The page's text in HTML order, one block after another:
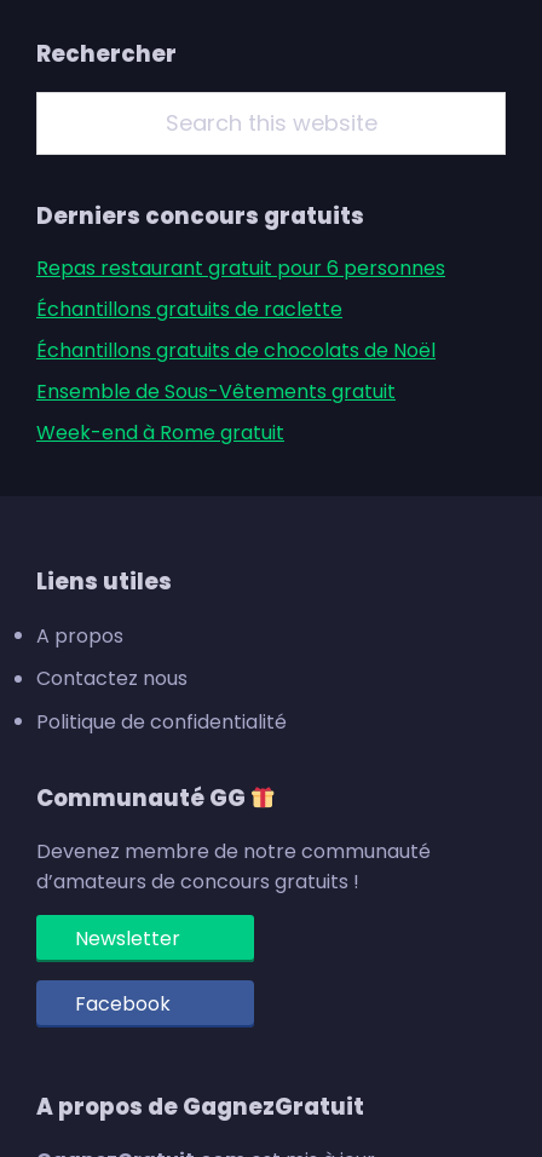
Primary
Sidebar
Rechercher
website
Derniers concours gratuits
Repas restaurant gratuit pour 6 personnes
Échantillons gratuits de raclette
Échantillons gratuits de chocolats de Noël
Ensemble de Sous-Vêtements gratuit
Week-end à Rome gratuit
Footer
Liens utiles
A propos
Contactez nous
Politique de confidentialité
Communauté GG
Devenez membre de notre communauté
d’amateurs de concours gratuits !
Newsletter
Facebook
A propos de GagnezGratuit